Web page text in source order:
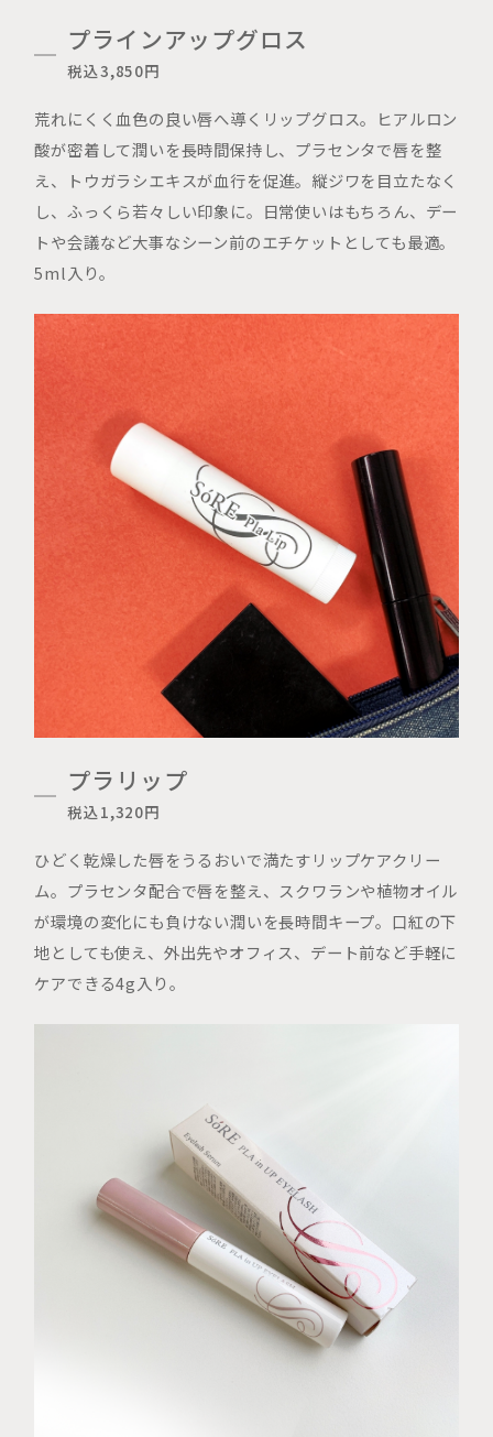
プラインアップグロス
税込3,850円
荒れにくく血色の良い唇へ導くリップグロス。ヒアルロン
酸が密着して潤いを長時間保持し、プラセンタで唇を整
え、トウガラシエキスが血行を促進。縦ジワを目立たなく
し、ふっくら若々しい印象に。日常使いはもちろん、デー
トや会議など大事なシーン前のエチケットとしても最適。
5ml入り。
プラリップ
税込1,320円
ひどく乾燥した唇をうるおいで満たすリップケアクリー
ム。プラセンタ配合で唇を整え、スクワランや植物オイル
が環境の変化にも負けない潤いを長時間キープ。口紅の下
地としても使え、外出先やオフィス、デート前など手軽に
ケアできる4g入り。